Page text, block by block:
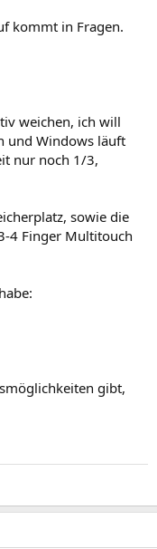
kommt in Fragen.
weichen, ich will
und Windows läuft
nur noch 1/3,
sowie die
4 Finger Multitouch
gibt,